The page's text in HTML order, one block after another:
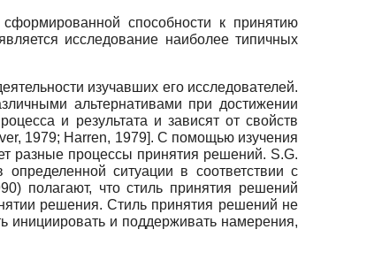
сформированной способности к принятию
исследование наиболее типичных
изучавших его исследователей.
альтернативами при достижении
и результата и зависят от свойств
1979; Harren, 1979]. С помощью изучения
разные процессы принятия решений. S.G.
ситуации в соответствии с
полагают, что стиль принятия решений
решения. Стиль принятия решений не
и поддерживать намерения,